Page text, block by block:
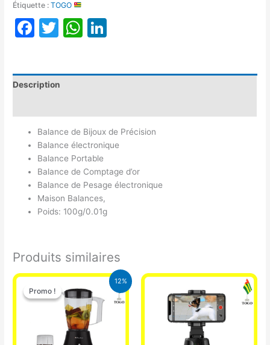
Étiquette :TOGO
Facebook
TwitterWhatsApp
Description
Balance de Bijoux de Précision
Balance électronique
Balance Portable
Balance de Comptage d’or
Balance de Pesage électronique
Maison Balances,
Poids: 100g/0.01g
Produits similaires
12%
Promo !
Promo !
Le
prix
initial
était :
25.000 CFA.
Le
prix
actuel
est :